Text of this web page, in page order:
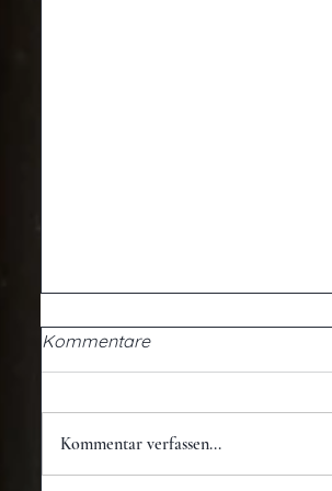
Kommentare
Kommentar verfassen...